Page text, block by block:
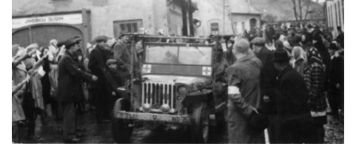
ODKAZY
O NÁS
DŮL NA SLÍDU (NA KOLE)